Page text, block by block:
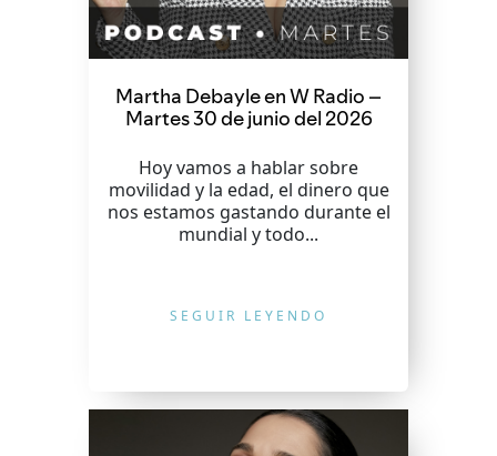
Martha Debayle en W Radio –
Martes 30 de junio del 2026
Hoy vamos a hablar sobre
movilidad y la edad, el dinero que
nos estamos gastando durante el
mundial y todo...
SEGUIR LEYENDO